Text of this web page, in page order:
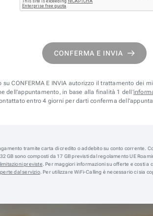
CONFERMA E INVIA
su CONFERMA E INVIA autorizzo il trattamento dei
dell’appuntamento, in base alla finalità 1 dell’
entro 4 giorni per darti conferma
tramite carta di credito o addebito su conto corrente.
GB sono composti da 17 GB previsti dal regolamento UE
previste . Per maggiori informazioni su offerte e costi a
dal servizio. Per utilizzare WiFi-Calling è necessario ci sia